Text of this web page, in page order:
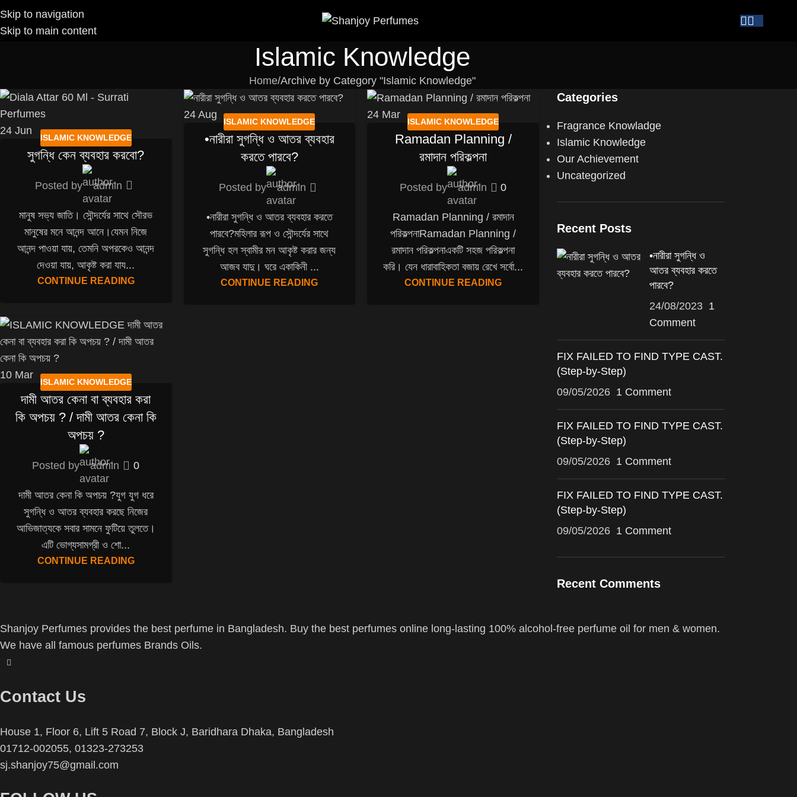
Skip to navigation
Skip to main content
Islamic Knowledge
Home Archive by Category "Islamic Knowledge"
24 Jun
ISLAMIC KNOWLEDGE
সুগন্ধি কেন ব্যবহার করবো?
Posted by admin
মানুষ সভ্য জাতি। সৌন্দর্যের সাথে সৌরভ
মানুষের মনে আনন্দ আনে।যেমন নিজে
আনন্দ পাওয়া যায়, তেমনি অপরকেও আনন্দ
দেওয়া যায়, আকৃষ্ট করা যায...
CONTINUE READING
24 Aug
ISLAMIC KNOWLEDGE
•নারীরা সুগন্ধি ও আতর ব্যবহার
করতে পারবে?
Posted by admin
•নারীরা সুগন্ধি ও আতর ব্যবহার করতে
পারবে?মহিলার রূপ ও সৌন্দর্যের সাথে
সুগন্ধি হল স্বামীর মন আকৃষ্ট করার জন্য
আজব যাদু। ঘরে একাকিনী ...
CONTINUE READING
24 Mar
ISLAMIC KNOWLEDGE
Ramadan Planning /
রমাদান পরিকল্পনা
Posted by admin 0
Ramadan Planning / রমাদান
পরিকল্পনাRamadan Planning /
রমাদান পরিকল্পনাএকটি সহজ পরিকল্পনা
করি। যেন ধারাবাহিকতা বজায় রেখে সর্বো...
CONTINUE READING
10 Mar
ISLAMIC KNOWLEDGE
দামী আতর কেনা বা ব্যবহার করা
কি অপচয় ? / দামী আতর কেনা কি
অপচয় ?
Posted by admin 0
দামী আতর কেনা কি অপচয় ?যুগ যুগ ধরে
সুগন্ধি ও আতর ব্যবহার করছে নিজের
আভিজাত্যকে সবার সামনে ফুটিয়ে তুলতে।
এটি ভোগ্যসামগ্রী ও শো...
CONTINUE READING
Categories
Fragrance Knowladge
Islamic Knowledge
Our Achievement
Uncategorized
Recent Posts
•নারীরা সুগন্ধি ও
আতর ব্যবহার করতে
পারবে?
24/08/2023 1
Comment
FIX FAILED TO FIND TYPE CAST.
(Step-by-Step)
09/05/2026 1 Comment
FIX FAILED TO FIND TYPE CAST.
(Step-by-Step)
09/05/2026 1 Comment
FIX FAILED TO FIND TYPE CAST.
(Step-by-Step)
09/05/2026 1 Comment
Recent Comments
Shanjoy Perfumes provides the best perfume in Bangladesh. Buy the best perfumes online long-lasting 100% alcohol-free perfume oil for men & women.
We have all famous perfumes Brands Oils.
Contact Us
House 1, Floor 6, Lift 5 Road 7, Block J, Baridhara Dhaka, Bangladesh
01712-002055, 01323-273253
sj.shanjoy75@gmail.com